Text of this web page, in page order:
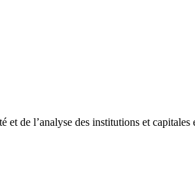
de l’analyse des institutions et